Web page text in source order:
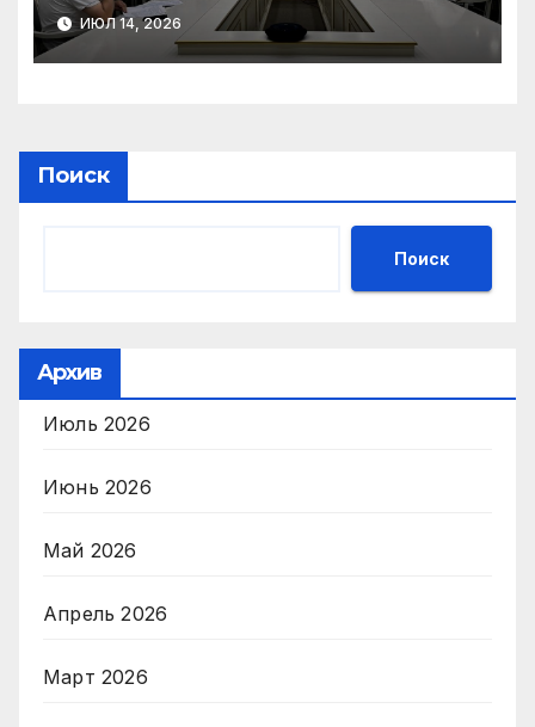
ИЮЛ 14, 2026
Поиск
Поиск
Архив
Июль 2026
Июнь 2026
Май 2026
Апрель 2026
Март 2026